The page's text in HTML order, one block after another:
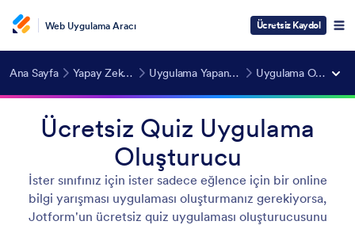
Web Uygulama Aracı Ücretsiz Kaydol
Ana Sayfa Yapay Zeka Araçları Uygulama Yapan Yapay Zeka Uygulama Oluşturucular
Ücretsiz Quiz Uygulama
Oluşturucu
İster sınıfınız için ister sadece eğlence için bir online
bilgi yarışması uygulaması oluşturmanız gerekiyorsa,
Jotform'un ücretsiz quiz uygulaması oluşturucusunu